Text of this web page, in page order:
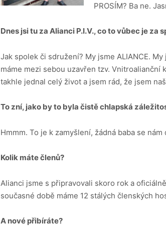
PROSÍM? Ba ne.
Dnes jsi tu za Alianci P.I.V., co to vůbec je za
Jak spolek či sdružení? My jsme ALIANCE.
máme mezi sebou uzavřen tzv.
takhle jednal celý život a jsem rád, že jsem
To zní, jako by to byla čistě chlapská
Hmmm. To je k zamyšlení, žádná baba se
Kolik máte členů?
Alianci jsme s připravovali skoro rok a
současné době máme 12 stálých členských
A nové přibíráte?